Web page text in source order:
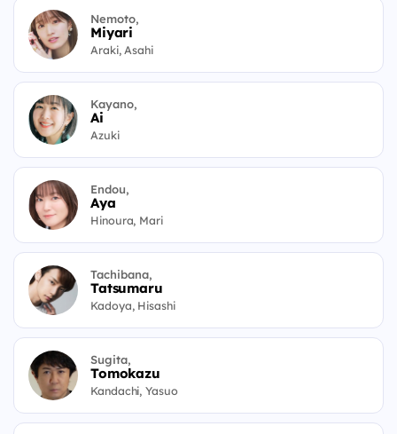
Nemoto,
Miyari
Araki, Asahi
Kayano,
Ai
Azuki
Endou,
Aya
Hinoura, Mari
Tachibana,
Tatsumaru
Kadoya, Hisashi
Sugita,
Tomokazu
Kandachi, Yasuo